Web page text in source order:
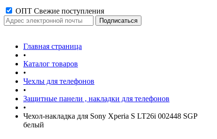
ОПТ Свежие поступления
Главная страница
•
Каталог товаров
•
Чехлы для телефонов
•
Защитные панели , накладки для телефонов
•
Чехол-накладка для Sony Xperia S LT26i 002448 SGP
белый